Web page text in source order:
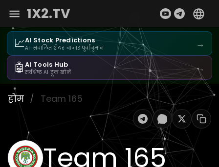
1X2.TV
📈AI Stock Predictions
AI-संचालित शेयर बाज़ार पूर्वानुमान →
🤖AI Tools Hub
सर्वश्रेष्ठ AI टूल खोजें →
होम / Team 165
Team 165